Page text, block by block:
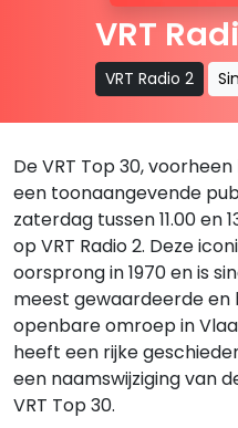
VRT
VRT Radio 2
De VRT Top 30,
een toonaangevende
zaterdag tussen 11.00 en
op VRT Radio 2. Deze
oorsprong in 1970 en is
meest gewaardeerde en
openbare omroep in
heeft een rijke
een naamswijziging van
VRT Top 30.